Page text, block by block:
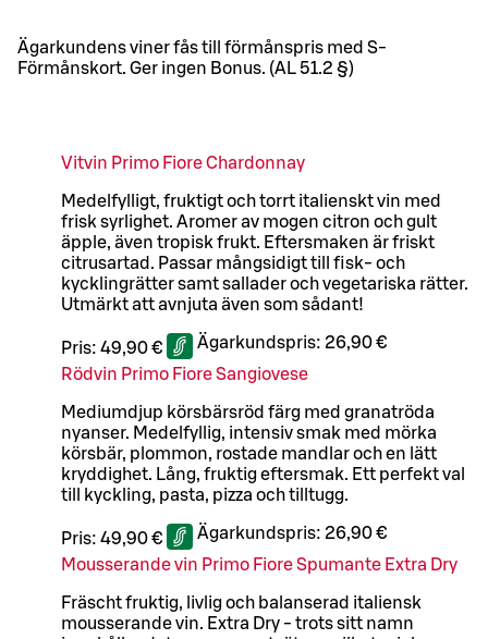
Ägarkundens viner fås till förmånspris med S-
Förmånskort. Ger ingen Bonus. (AL 51.2 §)
Vitvin Primo Fiore Chardonnay
Medelfylligt, fruktigt och torrt italienskt vin med
frisk syrlighet. Aromer av mogen citron och gult
äpple, även tropisk frukt. Eftersmaken är friskt
citrusartad. Passar mångsidigt till fisk- och
kycklingrätter samt sallader och vegetariska rätter.
Utmärkt att avnjuta även som sådant!
Pris: 49,90 € Ägarkundspris: 26,90 €
Rödvin Primo Fiore Sangiovese
Mediumdjup körsbärsröd färg med granatröda
nyanser. Medelfyllig, intensiv smak med mörka
körsbär, plommon, rostade mandlar och en lätt
kryddighet. Lång, fruktig eftersmak. Ett perfekt val
till kyckling, pasta, pizza och tilltugg.
Pris: 49,90 € Ägarkundspris: 26,90 €
Mousserande vin Primo Fiore Spumante Extra Dry
Fräscht fruktig, livlig och balanserad italiensk
mousserande vin. Extra Dry - trots sitt namn